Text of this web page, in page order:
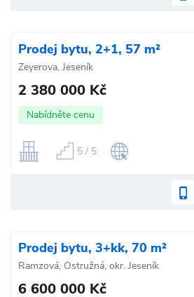
Prodej bytu, 2+1, 57 m²
Zeyerova, Jeseník
2 380 000 Kč
Nabídněte cenu
5 / 5
Prodej bytu, 3+kk, 70 m²
Ramzová, Ostružná, okr. Jeseník
6 600 000 Kč